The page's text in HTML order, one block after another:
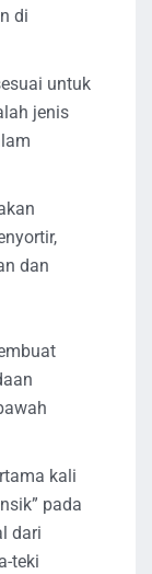
di
untuk
jenis
dan
kali
pada
dari
teki